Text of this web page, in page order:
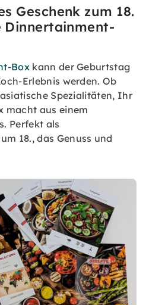
Geschenk zum 18.
Dinnertainment-
Boxkann der Geburtstag
Erlebnis werden. Ob
Spezialitäten, Ihr
macht aus einem
Perfekt als
18., das Genuss und